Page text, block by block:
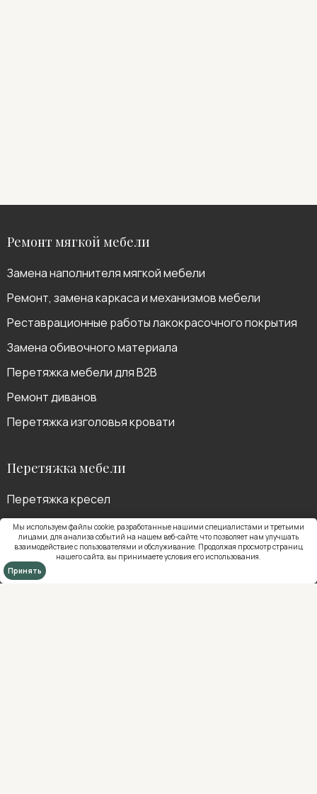
Ремонт мягкой мебели
Замена наполнителя мягкой мебели
Ремонт, замена каркаса и механизмов мебели
Реставрационные работы лакокрасочного покрытия
Замена обивочного материала
Перетяжка мебели для B2B
Ремонт диванов
Перетяжка изголовья кровати
Перетяжка мебели
Перетяжка кресел
Перетяжка диванов
Перетяжка стульев
Перетяжка угловых диванов
Мы используем файлы cookie, разработанные нашими специалистами и третьими
лицами, для анализа событий на нашем веб-сайте, что позволяет нам улучшать
взаимодействие с пользователями и обслуживание. Продолжая просмотр страниц
нашего сайта, вы принимаетеусловия его использования.
Принять